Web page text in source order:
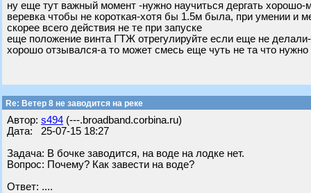
ну еще тут важный момент -нужно научиться дергать
веревка чтобы не короткая-хотя бы 1.5м была, при умении и
скорее всего действия не те при запуске
еще положение винта ГТЖ отрегулируйте если еще не
хорошо отзывался-а то может смесь еще чуть не та что нужно
Re: Ветер 8 не заводится на реке
Автор: s494 (---.broadband.corbina.ru)
Дата: 25-07-15 18:27
Задача: В бочке заводится, на воде на лодке нет.
Вопрос: Почему? Как завести на воде?
Ответ: ....